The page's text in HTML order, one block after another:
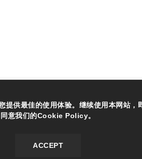
提供最佳的使用体验。继续使用本网站，
同意我们的Cookie Policy。
ACCEPT